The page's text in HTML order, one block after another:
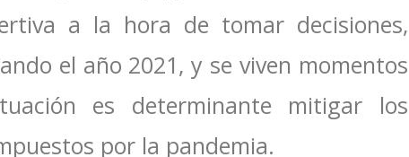
a la hora de tomar decisiones,
el año 2021, y se viven momentos
es determinante mitigar los
por la pandemia.